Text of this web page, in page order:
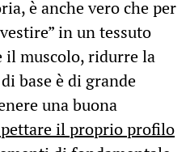
è anche vero che per
in un tessuto
il muscolo, ridurre la
base è di grande
una buona
il proprio profilo